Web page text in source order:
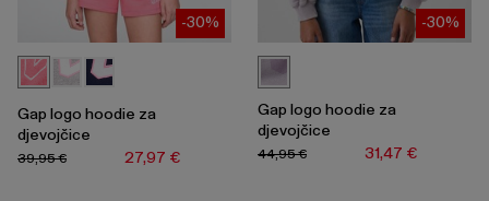
-30%
Gap logo hoodie za
djevojčice
27,97 €
39,95 €
-30%
Gap logo hoodie za
djevojčice
31,47 €
44,95 €